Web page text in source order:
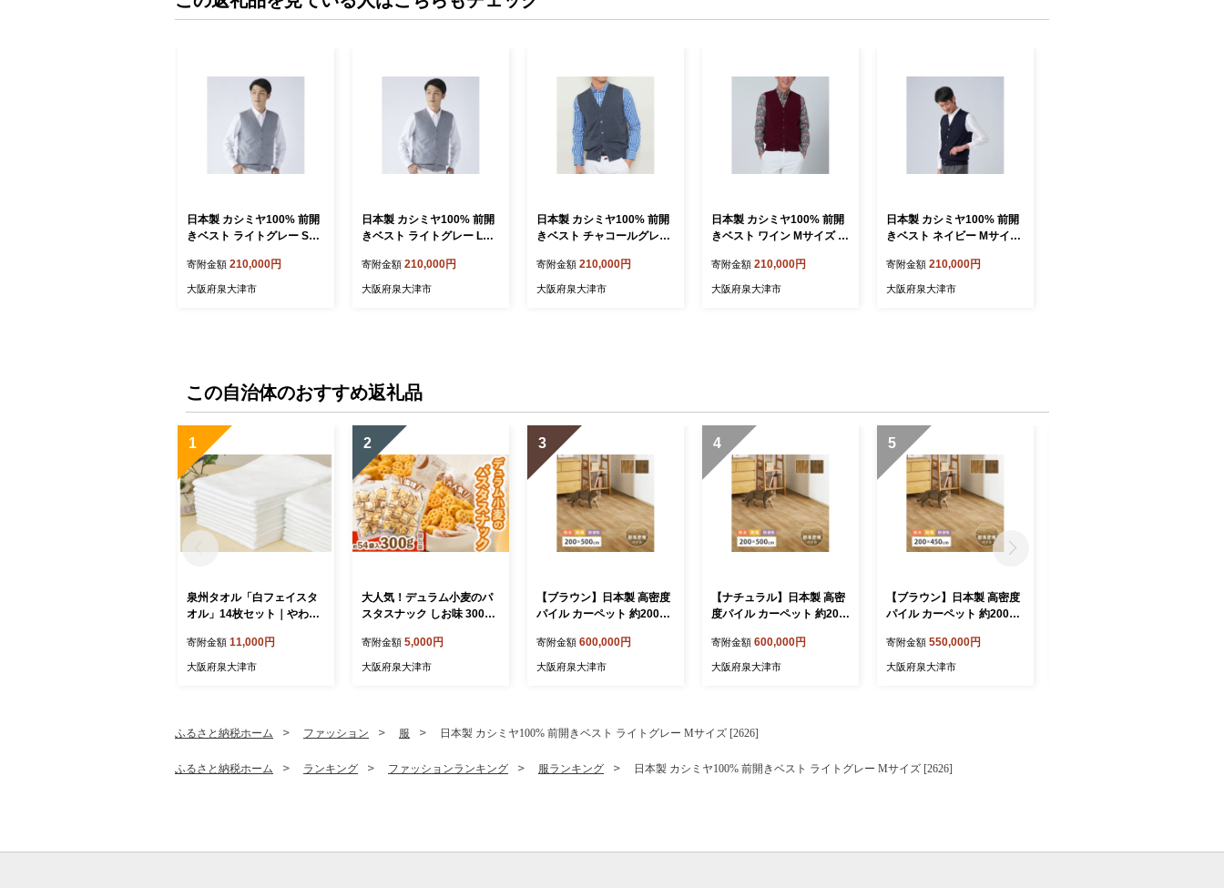
日本製 カシミヤ100% 前開
きベスト ライトグレー Sサ
寄附金額 210,000円
大阪府泉大津市
日本製 カシミヤ100% 前開
きベスト ライトグレー Lサ
寄附金額 210,000円
大阪府泉大津市
日本製 カシミヤ100% 前開
きベスト チャコールグレー
寄附金額 210,000円
大阪府泉大津市
日本製 カシミヤ100% 前開
きベスト ワイン Mサイズ [2
寄附金額 210,000円
大阪府泉大津市
日本製 カシミヤ100% 前開
きベスト ネイビー Mサイズ
寄附金額 210,000円
大阪府泉大津市
この自治体のおすすめ返礼品
1
泉州タオル「白フェイスタ
オル」14枚セット｜やわら
吸水性 普段使い 泉州タオル
[3810]
寄附金額 11,000円
大阪府泉大津市
2
大人気！デュラム小麦のパ
スタスナック しお味 300g
ク菓子 個包装 パスタ スナ
ック 塩味 しお味 おやつ お
寄附金額 5,000円
大阪府泉大津市
3
【ブラウン】日本製 高密度
パイル カーペット 約200×5
00044017
寄附金額 600,000円
大阪府泉大津市
4
【ナチュラル】日本製 高密
度パイル カーペット 約200
調 700044007
寄附金額 600,000円
大阪府泉大津市
5
【ブラウン】日本製 高密度
パイル カーペット 約200×4
ーリング調 700044016
寄附金額 550,000円
大阪府泉大津市
ふるさと納税ホーム ファッション 服 日本製 カシミヤ100% 前開きベスト ライトグレー Mサイズ [2626]
ふるさと納税ホーム ランキング ファッションランキング 服ランキング 日本製 カシミヤ100% 前開きベスト ライトグレー Mサイズ [2626]